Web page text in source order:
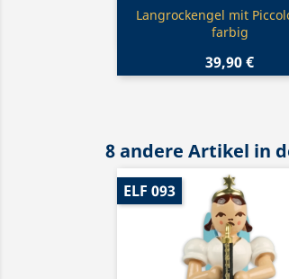
Vorschau
Langrockengel mit
farbig
39,90 €
8 andere Artikel in
ELF 093